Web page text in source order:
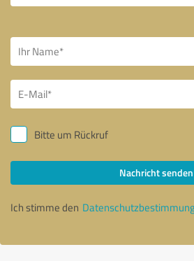
Bitte um Rückruf
Nachricht senden
Ich stimme den